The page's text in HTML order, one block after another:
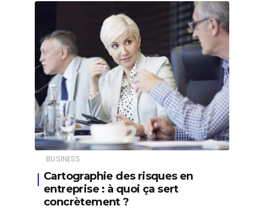
BUSINESS
Cartographie des risques en
entreprise : à quoi ça sert
concrètement ?